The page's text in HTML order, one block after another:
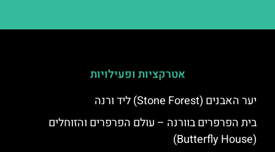
אטרקציות ופעילויות
יער האבנים (Stone Forest) ליד ורנה
בית הפרפרים בוורנה – עולם הפרפרים והזוחלים
(Butterfly House)